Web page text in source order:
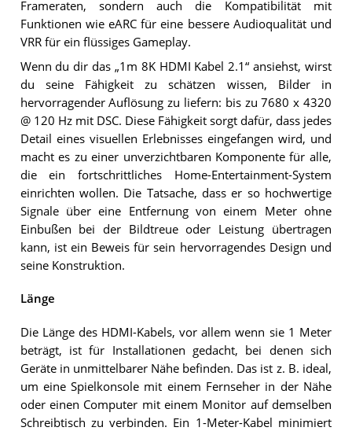
Frameraten, sondern auch die Kompatibilität mit
Funktionen wie eARC für eine bessere Audioqualität und
VRR für ein flüssiges Gameplay.
Wenn du dir das „1m 8K HDMI Kabel 2.1“ ansiehst, wirst
du seine Fähigkeit zu schätzen wissen, Bilder in
hervorragender Auflösung zu liefern: bis zu 7680 x 4320
@ 120 Hz mit DSC. Diese Fähigkeit sorgt dafür, dass jedes
Detail eines visuellen Erlebnisses eingefangen wird, und
macht es zu einer unverzichtbaren Komponente für alle,
die ein fortschrittliches Home-Entertainment-System
einrichten wollen. Die Tatsache, dass er so hochwertige
Signale über eine Entfernung von einem Meter ohne
Einbußen bei der Bildtreue oder Leistung übertragen
kann, ist ein Beweis für sein hervorragendes Design und
seine Konstruktion.
Länge
Die Länge des HDMI-Kabels, vor allem wenn sie 1 Meter
beträgt, ist für Installationen gedacht, bei denen sich
Geräte in unmittelbarer Nähe befinden. Das ist z. B. ideal,
um eine Spielkonsole mit einem Fernseher in der Nähe
oder einen Computer mit einem Monitor auf demselben
Schreibtisch zu verbinden. Ein 1-Meter-Kabel minimiert